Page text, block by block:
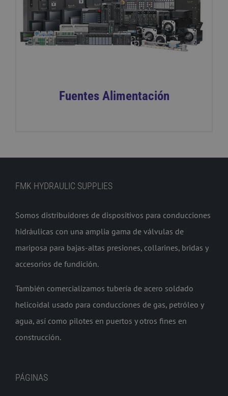
Fuentes Alimentación
FMK HYDRAULIC SUPPLIES
Somos distribuidores de dispositivos para conducciones
hidráulicas con una amplia gama de válvulas de
mariposa para bajas-altas presiones, collarines, bridas y
accesorios de fundición.
También comercializamos tubería de acero soldado
helicoidal usado para conducciones de gas, petróleo y
agua, así como pilotes en puertos y otros fines en
construcción.
PÁGINAS